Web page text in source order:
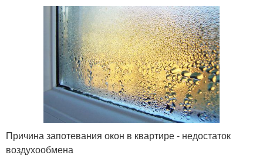
Причина запотевания окон в квартире - недостаток
воздухообмена